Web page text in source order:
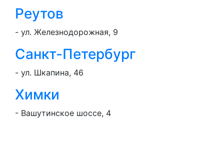
Реутов
- ул. Железнодорожная, 9
Санкт-Петербург
- ул. Шкапина, 46
Химки
- Вашутинское шоссе, 4